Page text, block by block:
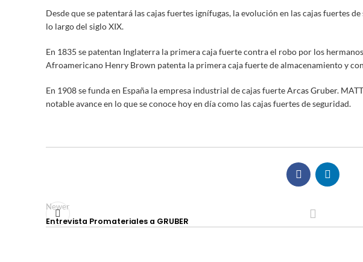
Desde que se patentará las cajas fuertes ignífugas, la evolución en las cajas fuertes
lo largo del siglo XIX.
En 1835 se patentan Inglaterra la primera caja fuerte contra el robo por los
Afroamericano Henry Brown patenta la primera caja fuerte de almacenamiento y
En 1908 se funda en España la empresa industrial de cajas fuerteArcas Gruber.
notable avance en lo que se conoce hoy en día como las cajas fuertes de seguridad.
Newer
Entrevista Promateriales a GRUBER